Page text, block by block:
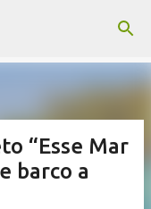
“Esse Mar
barco a